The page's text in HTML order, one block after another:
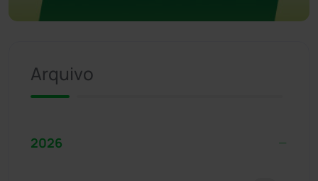
Arquivo
2026